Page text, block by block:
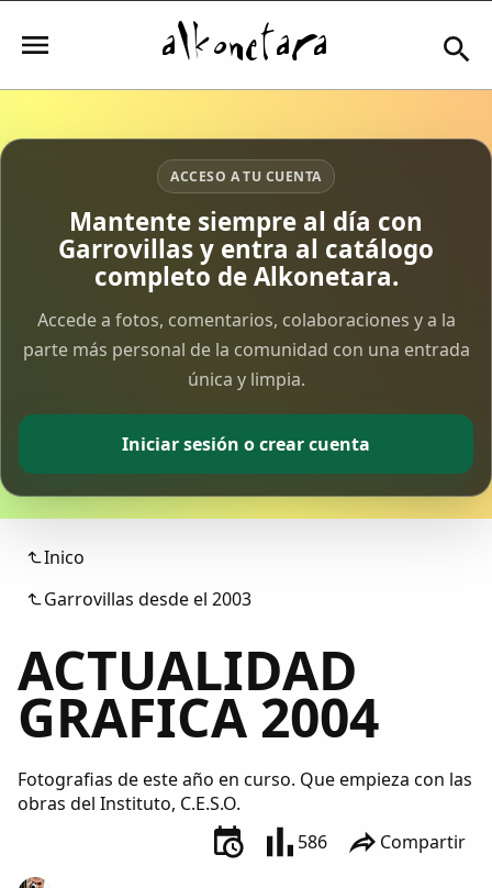
Iniciar sesión
Mi Cuenta
El Tiempo
Comunidad
Colaboradores
AlkoTV
Periódico Alconétar
Idiosincrasia
ACCESO A TU CUENTA
Mantente siempre al día con
Garrovillas y entra al catálogo
completo de Alkonetara.
Accede a fotos, comentarios, colaboraciones y a la
parte más personal de la comunidad con una entrada
única y limpia.
Iniciar sesión o crear cuenta
Inico
Garrovillas desde el 2003
ACTUALIDAD
GRAFICA 2004
Fotografias de este año en curso. Que empieza con las
obras del Instituto, C.E.S.O.
586
Compartir